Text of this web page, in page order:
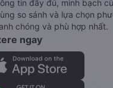
tin đầy đủ, minh bạch
so sánh và lựa chọn
chóng và phù hợp nhất.
ngay